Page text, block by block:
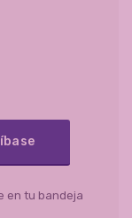
en tu bandeja